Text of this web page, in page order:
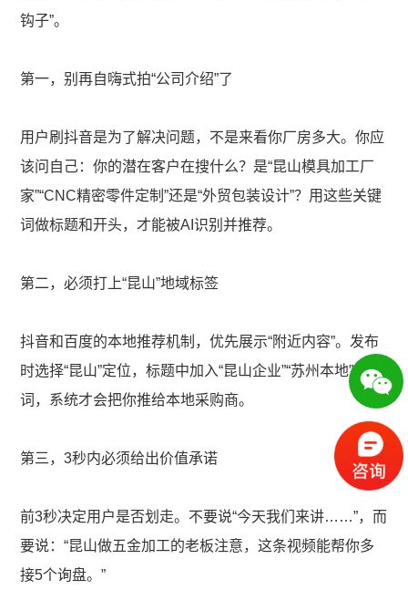
钩子”。
第一，别再自嗨式拍“公司介绍”了
用户刷抖音是为了解决问题，不是来看你厂房多大。你应
该问自己：你的潜在客户在搜什么？是“昆山模具加工厂
家”“CNC精密零件定制”还是“外贸包装设计”？用这些关键
词做标题和开头，才能被AI识别并推荐。
第二，必须打上“昆山”地域标签
抖音和百度的本地推荐机制，优先展示“附近内容”。发布
时选择“昆山”定位，标题中加入“昆山企业”“苏州本地”等
词，系统才会把你推给本地采购商。
第三，3秒内必须给出价值承诺
前3秒决定用户是否划走。不要说“今天我们来讲……”，而
要说：“昆山做五金加工的老板注意，这条视频能帮你多
接5个询盘。”